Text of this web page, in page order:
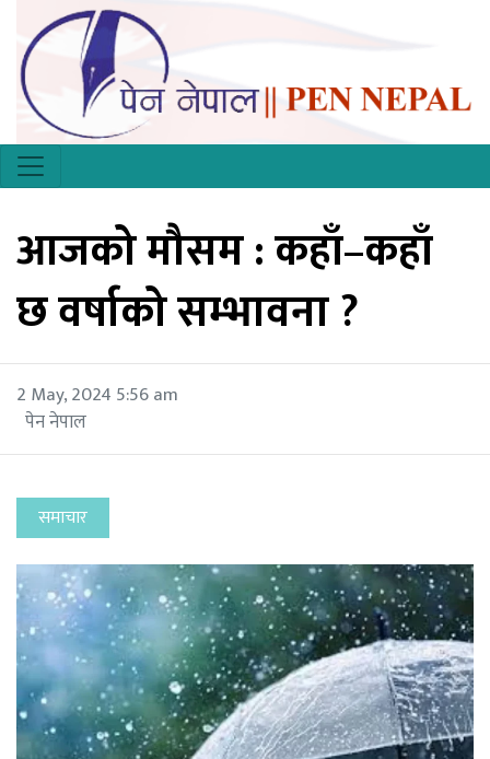
आजको मौसम : कहाँ–कहाँ
छ वर्षाको सम्भावना ?
2 May, 2024 5:56 am
पेन नेपाल
समाचार